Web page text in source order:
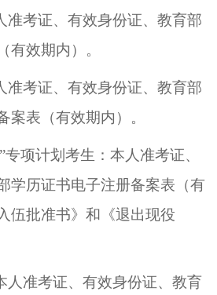
考证、有效身份证、 教育部
有效期内） 。
考证、有效身份证、 教育部
案表（有效期内） 。
”专项计划考生：本人准考证、
学历证书电子注册备案表（有
伍批准书》和《退出现役
人准考证、有效身份证、 教育